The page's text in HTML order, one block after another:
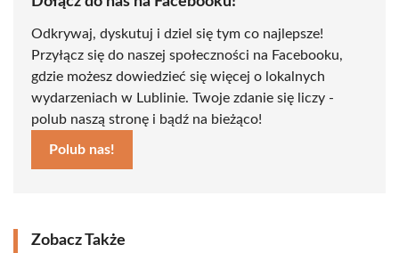
Odkrywaj, dyskutuj i dziel się tym co najlepsze!
Przyłącz się do naszej społeczności na Facebooku,
gdzie możesz dowiedzieć się więcej o lokalnych
wydarzeniach w Lublinie. Twoje zdanie się liczy -
polub naszą stronę i bądź na bieżąco!
Polub nas!
Zobacz Także